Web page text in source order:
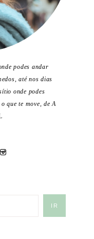
podes andar
até nos dias
onde podes
que te move, de A